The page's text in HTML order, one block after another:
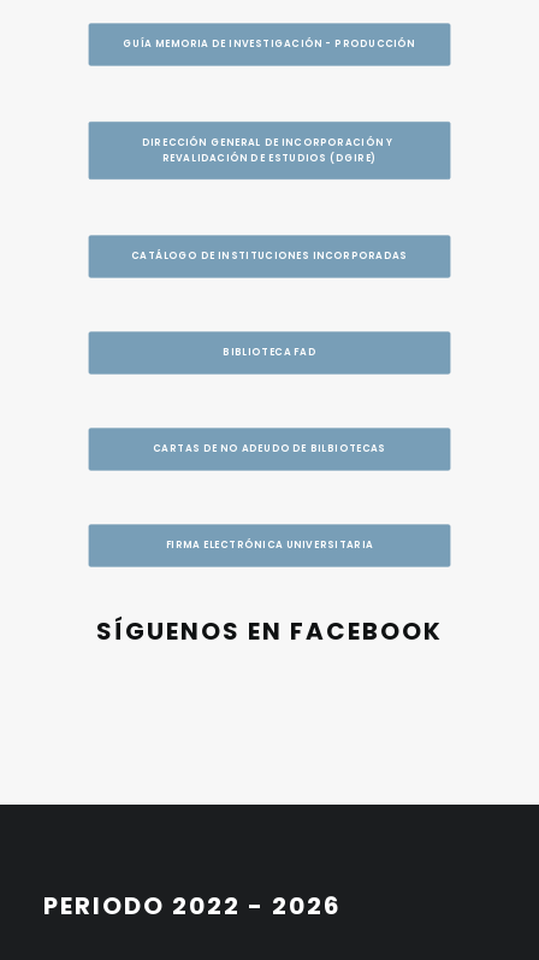
GUÍA MEMORIA DE INVESTIGACIÓN - PRODUCCIÓN
DIRECCIÓN GENERAL DE INCORPORACIÓN Y
REVALIDACIÓN DE ESTUDIOS (DGIRE)
CATÁLOGO DE INSTITUCIONES INCORPORADAS
BIBLIOTECA FAD
CARTAS DE NO ADEUDO DE BILBIOTECAS
FIRMA ELECTRÓNICA UNIVERSITARIA
SÍGUENOS EN FACEBOOK
PERIODO 2022 - 2026